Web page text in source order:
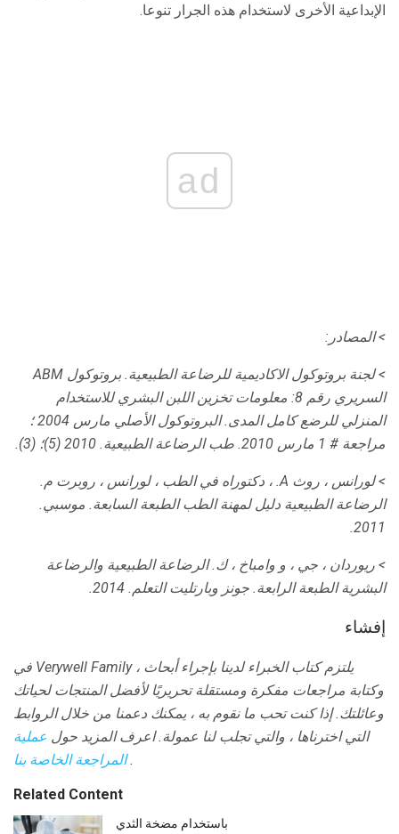
الإبداعية الأخرى لاستخدام هذه الجرار تنوعا.
ad
> المصادر:
> لجنة بروتوكول الاكاديمية للرضاعة الطبيعية.
بروتوكول ABM
السريري رقم 8: معلومات تخزين اللبن البشري للاستخدام
المنزلي للرضع كامل المدى. البروتوكول الأصلي مارس 2004 ؛
مراجعة # 1 مارس 2010. طب الرضاعة الطبيعية.
2010 (5)؛ (3).
> لورانس ، روث A. ، دكتوراه في الطب ، لورانس ، روبرت م.
الرضاعة الطبيعية دليل لمهنة الطب الطبعة السابعة. موسبي.
2011.
> ريوردان ، جي ، و وامباخ ، ك. الرضاعة الطبيعية والرضاعة
البشرية الطبعة الرابعة. جونز وبارتليت التعلم. 2014.
إفشاء
في Verywell Family ، يلتزم كتاب الخبراء لدينا بإجراء أبحاث
وكتابة مراجعات مفكرة ومستقلة تحريريًا لأفضل المنتجات لحياتك
وعائلتك. إذا كنت تحب ما نقوم به ، يمكنك دعمنا من خلال الروابط
التي اخترناها ، والتي تجلب لنا عمولة. اعرف المزيد حول عملية
المراجعة الخاصة بنا.
Related Content
باستخدام مضخة الثدي